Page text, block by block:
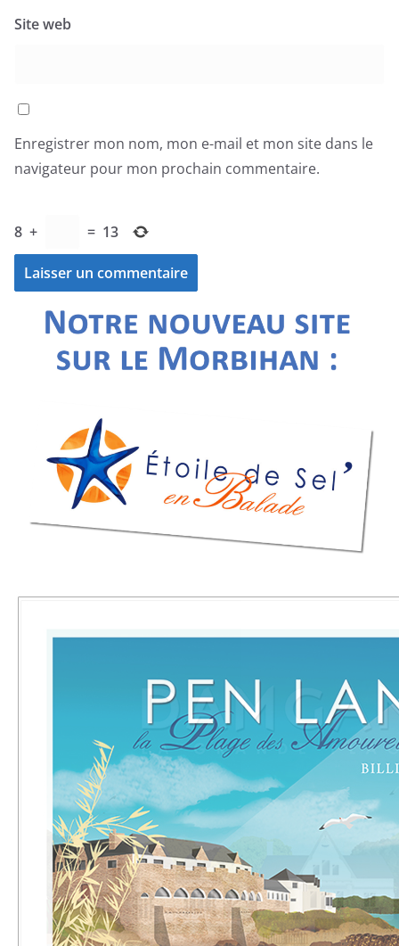
Site web
Enregistrer mon nom, mon e-mail et mon site dans le
navigateur pour mon prochain commentaire.
8 + = 13